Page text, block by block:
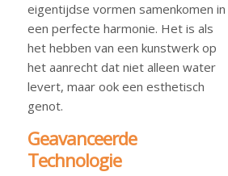
eigentijdse vormen samenkomen in
een perfecte harmonie. Het is als
het hebben van een kunstwerk op
het aanrecht dat niet alleen water
levert, maar ook een esthetisch
genot.
Geavanceerde
Technologie